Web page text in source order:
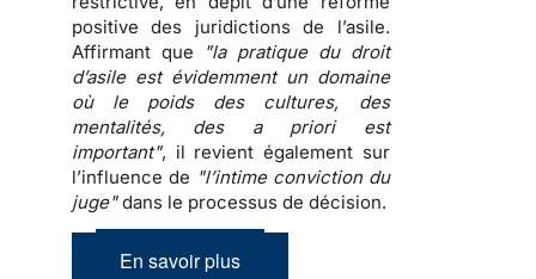
positive des juridictions de l’asile.
Affirmant que
"la pratique du droit
d’asile est évidemment un domaine
où le poids des cultures, des
mentalités, des a priori est
important", il revient également sur
l’influence de "l’intime conviction du
juge"dans le processus de décision.
En savoir plus